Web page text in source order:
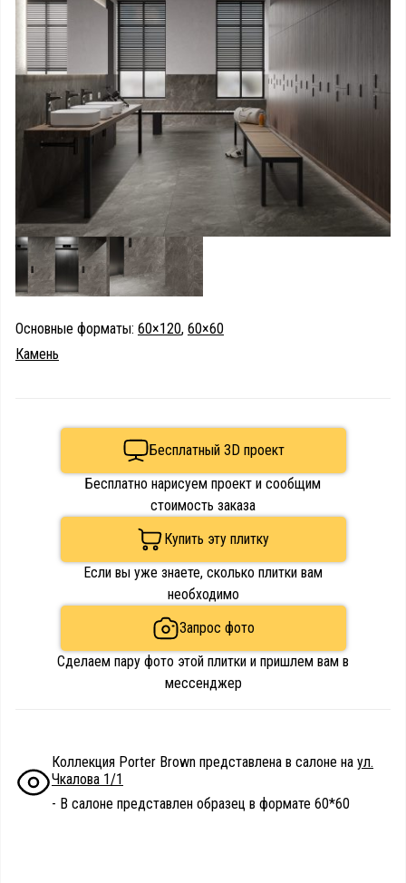
Основные форматы: 60×120, 60×60
Камень
Бесплатный 3D проект
Бесплатно нарисуем проект и сообщим
стоимость заказа
Купить эту плитку
Если вы уже знаете, сколько плитки вам
необходимо
Запрос фото
Сделаем пару фото этой плитки и пришлем вам в
мессенджер
Коллекция Porter Brown представлена в салоне на ул.
Чкалова 1/1
- В салоне представлен образец в формате 60*60